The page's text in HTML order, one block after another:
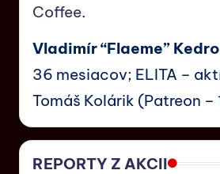
Coffee.
Vladimír “Flaeme” Kedro
36 mesiacov; ELITA –
Tomáš Kolárik (Patreon –
REPORTY Z AKCII